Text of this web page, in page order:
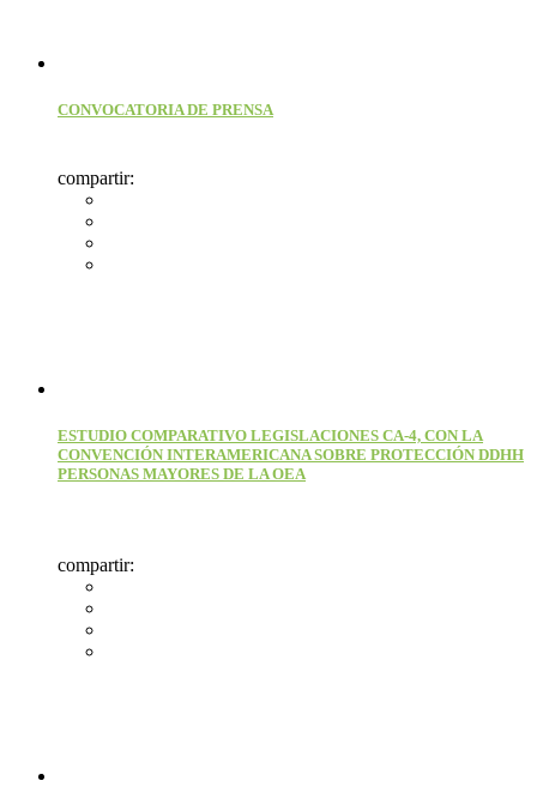
CONVOCATORIA DE PRENSA
compartir:
ESTUDIO COMPARATIVO LEGISLACIONES CA-4, CON LA
CONVENCIÓN INTERAMERICANA SOBRE PROTECCIÓN DDHH
PERSONAS MAYORES DE LA OEA
compartir: